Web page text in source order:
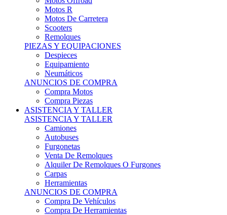
Motos R
Motos De Carretera
Scooters
Remolques
PIEZAS Y EQUIPACIONES
Despieces
Equipamiento
Neumáticos
ANUNCIOS DE COMPRA
Compra Motos
Compra Piezas
ASISTENCIA Y TALLER
ASISTENCIA Y TALLER
Camiones
Autobuses
Furgonetas
Venta De Remolques
Alquiler De Remolques O Furgones
Carpas
Herramientas
ANUNCIOS DE COMPRA
Compra De Vehículos
Compra De Herramientas